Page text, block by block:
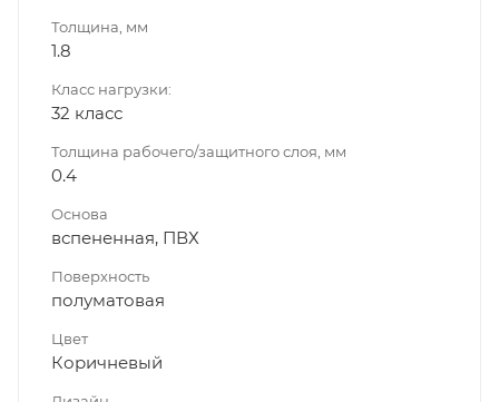
Толщина, мм
1.8
Класс нагрузки:
32 класс
Толщина рабочего/защитного слоя, мм
0.4
Основа
вспененная, ПВХ
Поверхность
полуматовая
Цвет
Коричневый